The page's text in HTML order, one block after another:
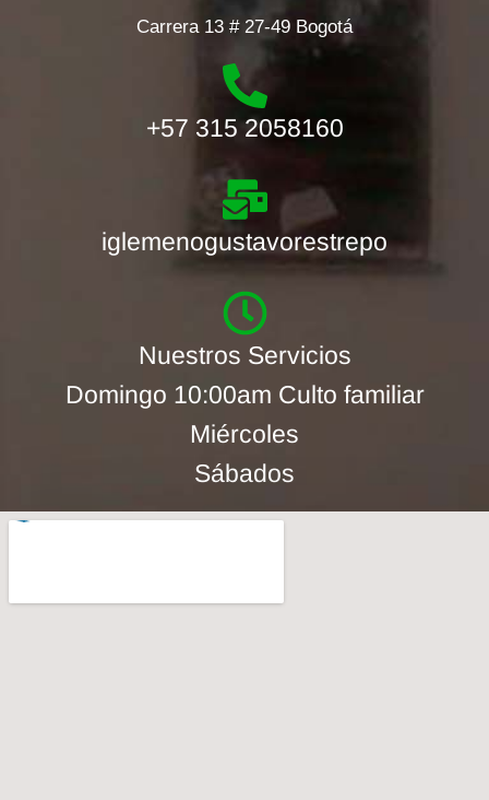
Carrera 13 # 27-49 Bogotá
+57 315 2058160
iglemenogustavorestrepo
Nuestros Servicios
Domingo 10:00am Culto familiar
Miércoles
Sábados